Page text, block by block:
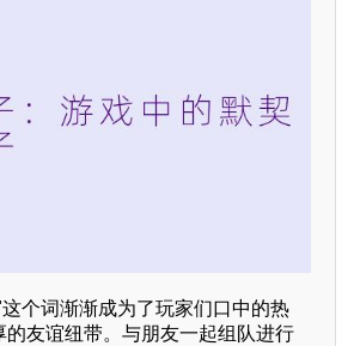
个词渐渐成为了玩家们口中的热
友谊纽带。与朋友一起组队进行